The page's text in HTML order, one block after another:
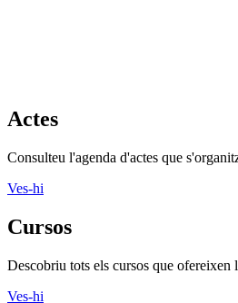
Actes
Consulteu l'agenda d'actes que
Ves-hi
Cursos
Descobriu tots els cursos que ofereixen
Ves-hi